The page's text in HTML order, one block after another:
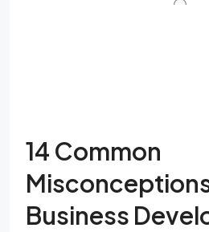
14 Common
Business